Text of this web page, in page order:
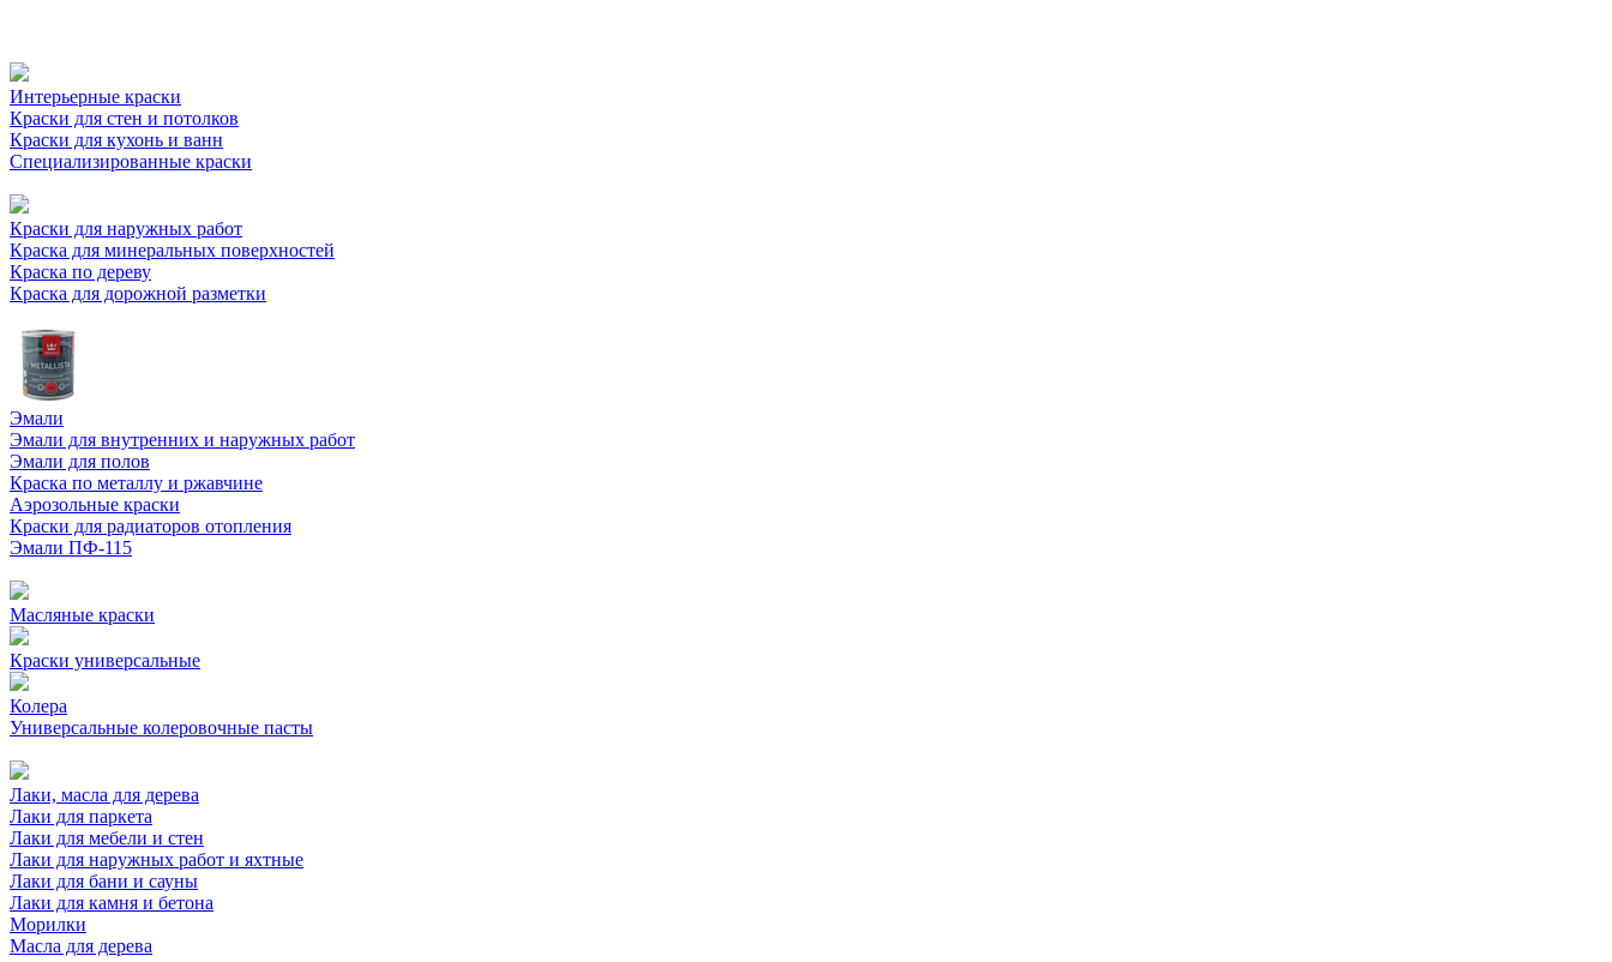
Интерьерные краски
Краски для стен и потолков
Краски для кухонь и ванн
Специализированные краски
Краски для наружных работ
Краска для минеральных поверхностей
Краска по дереву
Краска для дорожной разметки
Эмали
Эмали для внутренних и наружных работ
Эмали для полов
Краска по металлу и ржавчине
Аэрозольные краски
Краски для радиаторов отопления
Эмали ПФ-115
Масляные краски
Краски универсальные
Колера
Универсальные колеровочные пасты
Лаки, масла для дерева
Лаки для паркета
Лаки для мебели и стен
Лаки для наружных работ и яхтные
Лаки для бани и сауны
Лаки для камня и бетона
Морилки
Масла для дерева